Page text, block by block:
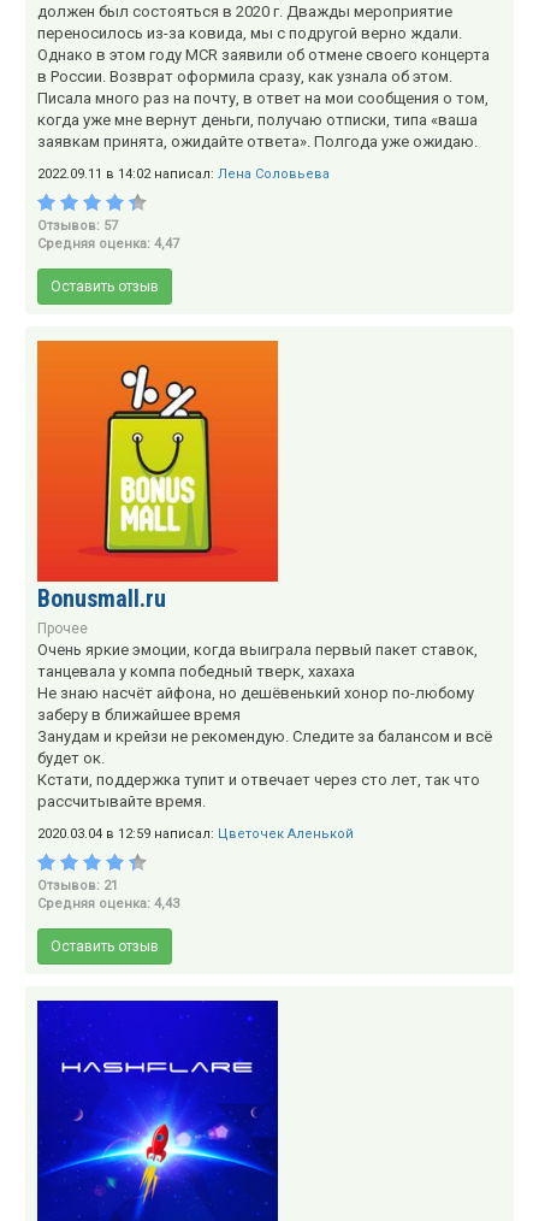
должен был состояться в 2020 г. Дважды мероприятие
переносилось из-за ковида, мы с подругой верно ждали.
Однако в этом году MCR заявили об отмене своего концерта
в России. Возврат оформила сразу, как узнала об этом.
Писала много раз на почту, в ответ на мои сообщения о том,
когда уже мне вернут деньги, получаю отписки, типа «ваша
заявкам принята, ожидайте ответа». Полгода уже ожидаю.
2022.09.11 в 14:02 написал: Лена Соловьева
Отзывов: 57
Средняя оценка: 4,47
Оставить отзыв
Bonusmall.ru
Прочее
Очень яркие эмоции, когда выиграла первый пакет ставок,
танцевала у компа победный тверк, хахаха
Не знаю насчёт айфона, но дешёвенький хонор по-любому
заберу в ближайшее время
Занудам и крейзи не рекомендую. Следите за балансом и всё
будет ок.
Кстати, поддержка тупит и отвечает через сто лет, так что
рассчитывайте время.
2020.03.04 в 12:59 написал: Цветочек Аленькой
Отзывов: 21
Средняя оценка: 4,43
Оставить отзыв